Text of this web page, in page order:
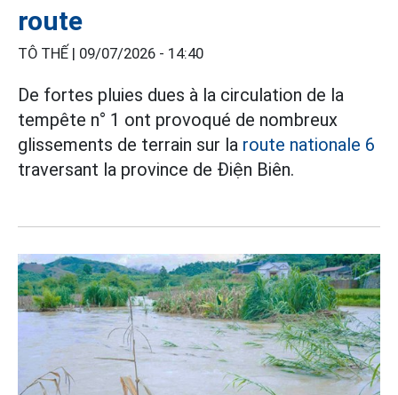
route
TÔ THẾ | 09/07/2026 - 14:40
De fortes pluies dues à la circulation de la
tempête n° 1 ont provoqué de nombreux
glissements de terrain sur la route nationale 6
traversant la province de Điện Biên.